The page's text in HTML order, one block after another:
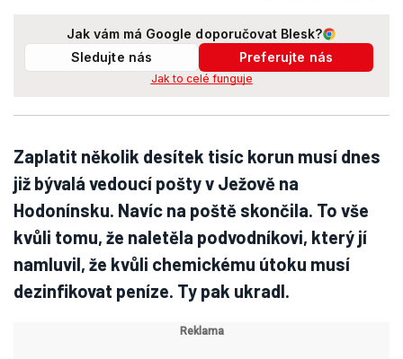
Jak vám má Google doporučovat Blesk?
Sledujte nás
Preferujte nás
Jak to celé funguje
Zaplatit několik desítek tisíc korun musí dnes
již bývalá vedoucí pošty v Ježově na
Hodonínsku. Navíc na poště skončila. To vše
kvůli tomu, že naletěla podvodníkovi, který jí
namluvil, že kvůli chemickému útoku musí
dezinfikovat peníze. Ty pak ukradl.